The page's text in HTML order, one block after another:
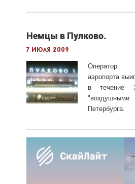
Немцы в Пулково.
7 июля 2009
Оператор
аэропорта
в течение
Петербурга.